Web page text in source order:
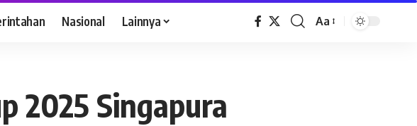
Nasional Lainnya Aa
2025 Singapura